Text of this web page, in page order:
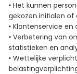
• Het kunnen
gekozen initialen of
• Klantenservice
• Verbetering van
statistieken en
• Wettelijke